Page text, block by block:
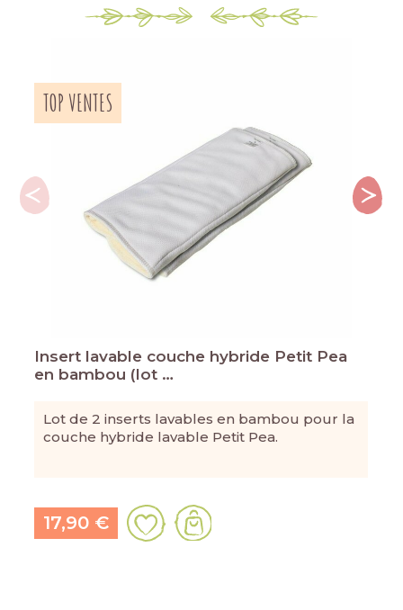
TOP VENTES
Insert lavable couche hybride Petit Pea
en bambou (lot …
Lot de 2 inserts lavables en bambou pour la
couche hybride lavable Petit Pea.
17,90 €